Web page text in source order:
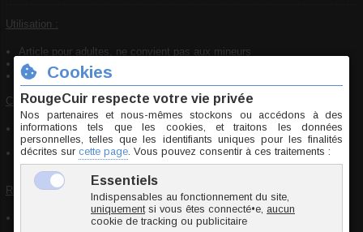
Utilisation :
Article pour adultes, ne convient pas aux mineurs
Laver à l'eau savonneuse avant la première utilisation
Utiliser unlubrifiantadapté
Conseils d'entretien :
Laver à l'eau savonneuse ou unnettoyant pour sextoys aussitôt après
usage
Utiliser des lubrifiants à base d'eau(pas de lubrifiants à base de
silicone)
Recommandations de stockage :
Conserver dans un endroit propre et sec, à l'abri de la lumière et des